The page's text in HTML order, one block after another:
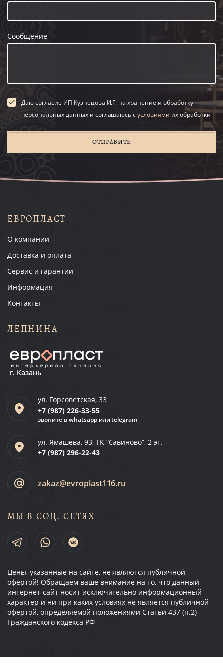
Сообщение
Даю согласие ИП Кузнецова И.Г. на хранение и обработку
персональных данных и соглашаюсь сусловиями их обработки
ОТПРАВИТЬ
ЕВРОПЛАСТ
О компании
Доставка и оплата
Сервис и гарантии
Информация
Контакты
ЛЕПНИНА
г. Казань
ул. Горсоветская, 33
+7 (987) 226-33-55
звоните в whatsapp или telegram
ул. Ямашева, 93, ТК “Савиново”, 2 эт.
+7 (987) 296-22-43
zakaz@evroplast116.ru
МЫ В СОЦ. СЕТЯХ
Цены, указанные на сайте, не являются публичной
офертой! Обращаем ваше внимание на то, что данный
интернет-сайт носит исключительно информационный
характер и ни при каких условиях не является публичной
офертой, определяемой положениями Статьи 437 (п.2)
Гражданского кодекса РФ